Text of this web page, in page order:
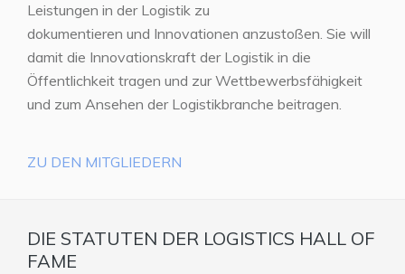
Leistungen in der Logistik zu
dokumentieren und Innovationen anzustoßen. Sie will
damit die Innovationskraft der Logistik in die
Öffentlichkeit tragen und zur Wettbewerbsfähigkeit
und zum Ansehen der Logistikbranche beitragen.
ZU DEN MITGLIEDERN
DIE STATUTEN DER LOGISTICS HALL OF
FAME